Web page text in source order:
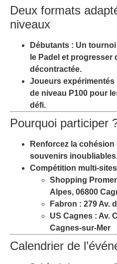
Deux formats
niveaux
Débutants : Un
le Padel et progresser
décontractée.
Joueurs expérimentés
de niveau P100 pour
défi.
Pourquoi participer
Renforcez la cohésion
souvenirs
Compétition multi-sites
Shopping
Alpes, 06800
Fabron : 279 Av.
US Cagnes : Av.
Cagnes-sur-Mer
Calendrier de